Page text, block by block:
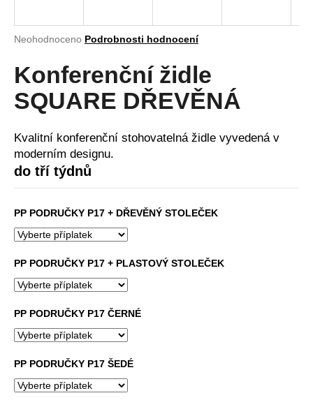
Průměrné
produktu
je
0,0
z
hvězdiček.
Neohodnoceno Podrobnosti hodnocení
Konferenční židle
SQUARE DŘEVĚNÁ
Kvalitní konferenční stohovatelná židle vyvedená v
moderním designu.
do tří týdnů
PP PODRUČKY P17 + DŘEVĚNÝ STOLEČEK
PP PODRUČKY P17 + PLASTOVÝ STOLEČEK
PP PODRUČKY P17 ČERNÉ
PP PODRUČKY P17 ŠEDÉ
j
t
?
HLEDAT
o
o
r
č
u
j
e
m
e